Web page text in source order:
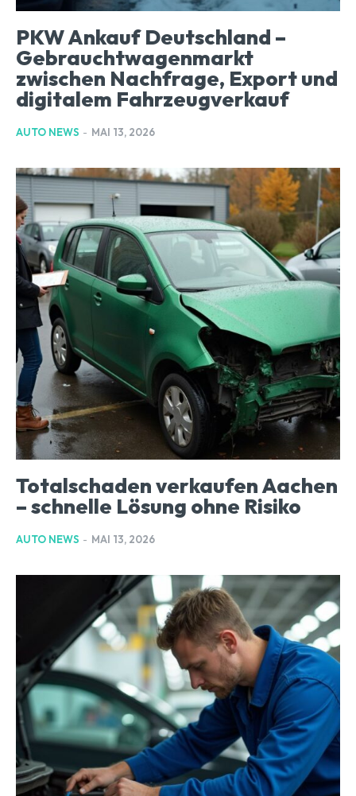
PKW Ankauf Deutschland –
Gebrauchtwagenmarkt
zwischen Nachfrage, Export und
digitalem Fahrzeugverkauf
AUTO NEWS - MAI 13, 2026
Totalschaden verkaufen Aachen
– schnelle Lösung ohne Risiko
AUTO NEWS - MAI 13, 2026